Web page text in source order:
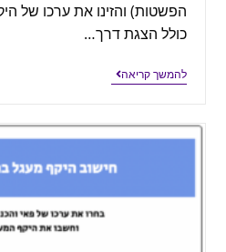
הפשטות) והזינו את ערכו של
כולל הצגת דרך…
להמשך קריאה